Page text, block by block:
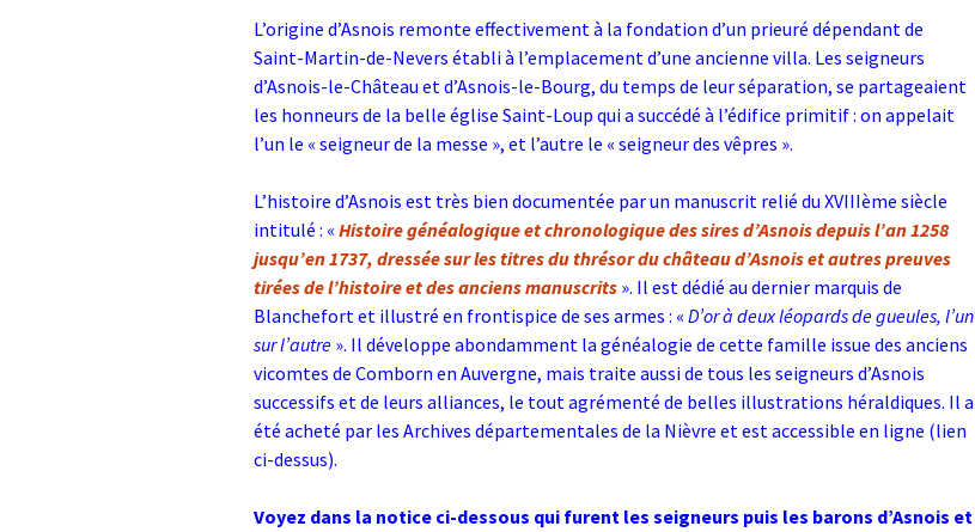
L’origine d’Asnois remonte effectivement à la fondation d’un prieuré dépendant de
Saint-Martin-de-Nevers établi à l’emplacement d’une ancienne villa. Les seigneurs
d’Asnois-le-Château et d’Asnois-le-Bourg, du temps de leur séparation, se partageaient
les honneurs de la belle église Saint-Loup qui a succédé à l’édifice primitif : on appelait
l’un le « seigneur de la messe », et l’autre le « seigneur des vêpres ».
L’histoire d’Asnois est très bien documentée par un manuscrit relié du XVIIIème siècle
intitulé : « Histoire généalogique et chronologique des sires d’Asnois depuis l’an 1258
jusqu’en 1737, dressée sur les titres du thrésor du château d’Asnois et autres preuves
tirées de l’histoire et des anciens manuscrits ». Il est dédié au dernier marquis de
Blanchefort et illustré en frontispice de ses armes : « D’or à deux léopards de gueules, l’un
sur l’autre ». Il développe abondamment la généalogie de cette famille issue des anciens
vicomtes de Comborn en Auvergne, mais traite aussi de tous les seigneurs d’Asnois
successifs et de leurs alliances, le tout agrémenté de belles illustrations héraldiques. Il a
été acheté par les Archives départementales de la Nièvre et est accessible en ligne (lien
ci-dessus).
Voyez dans la notice ci-dessous qui furent les seigneurs puis les barons d’Asnois et